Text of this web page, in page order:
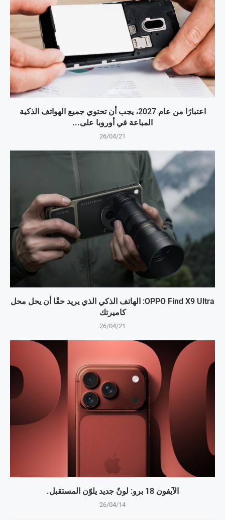
اعتبارًا من عام 2027، يجب أن تحتوي جميع الهواتف الذكية
المباعة في أوروبا على...
26/04/21
OPPO Find X9 Ultra: الهاتف الذكي الذي يريد حقًا أن يحل محل
كاميرتك
26/04/21
الآيفون 18 برو: لونٌ جديد يلوّن المستقبل.
26/04/14